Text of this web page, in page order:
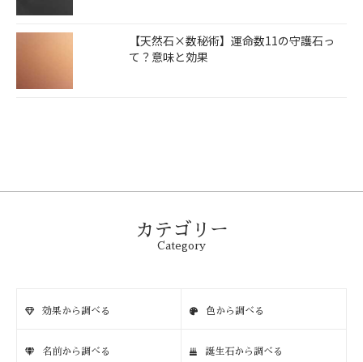
【天然石×数秘術】運命数11の守護石っ
て？意味と効果
カテゴリー
Category
効果から調べる 色から調べる
名前から調べる 誕生石から調べる